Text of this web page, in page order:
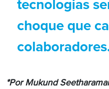
tecnologias
choque que
*Por Mukund